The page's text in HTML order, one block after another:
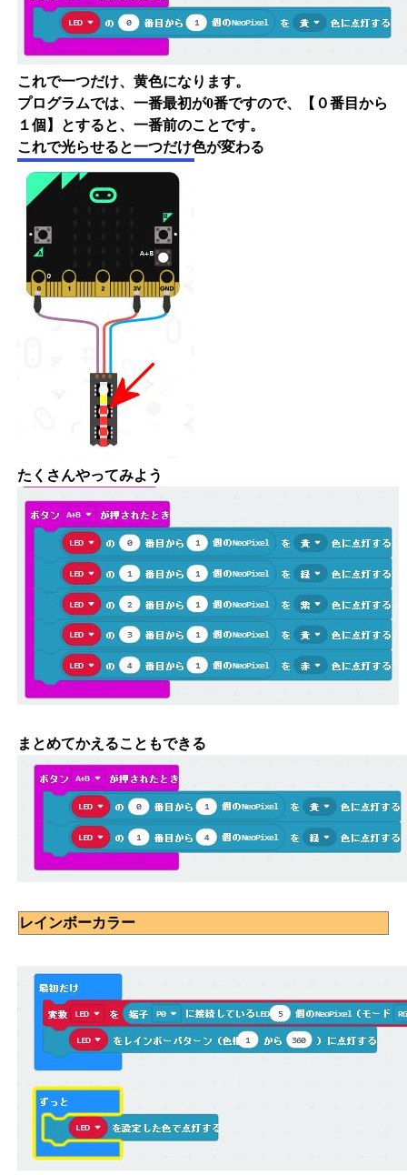
これで一つだけ、黄色になります。
プログラムでは、一番最初が0番ですので、【０番目から
１個】とすると、一番前のことです。
これで光らせると一つだけ色が変わる
たくさんやってみよう
まとめてかえることもできる
レインボーカラー